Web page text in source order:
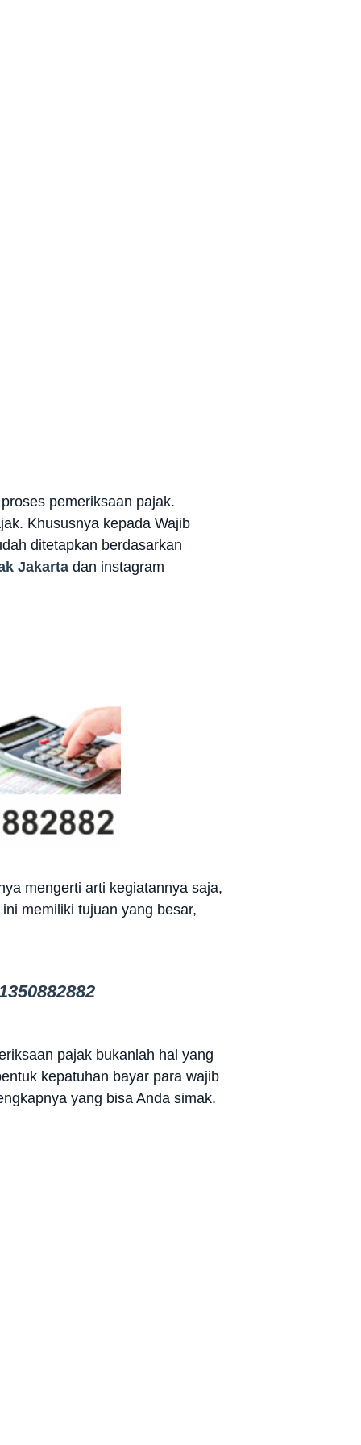
pemeriksaan pajak.
Khususnya kepada Wajib
ditetapkan berdasarkan
Jakarta dan instagram
mengerti arti kegiatannya saja,
memiliki tujuan yang besar,
pajak bukanlah hal yang
kepatuhan bayar para wajib
yang bisa Anda simak.